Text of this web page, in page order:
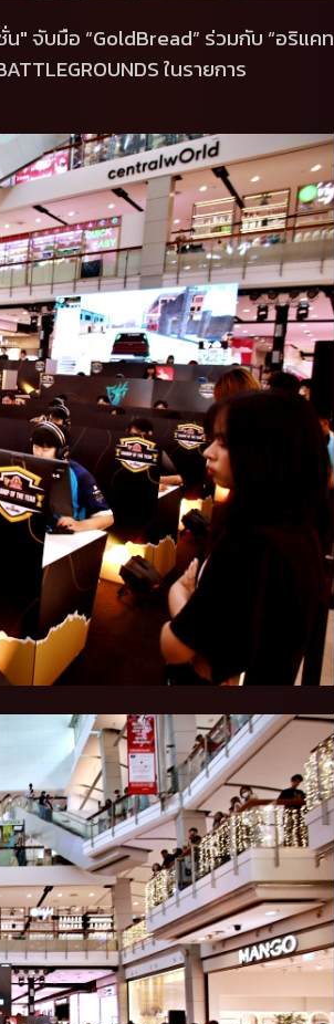
น"จับมือ “GoldBread” ร่วมกับ “อริแคท
ในรายการ